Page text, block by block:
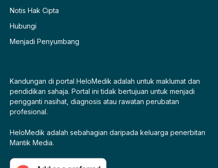
Notis Hak Cipta
Hubungi
Menjadi Penyumbang
Kandungan di portal HeloMedik adalah untuk maklumat dan
pendidikan sahaja. Portal ini tidak bertujuan untuk menjadi
pengganti nasihat, diagnosis atau rawatan perubatan
profesional.
HeloMedik adalah sebahagian daripada keluarga penerbitan
Mantik Media.